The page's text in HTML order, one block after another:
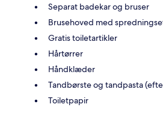
Separat badekar og bruser
Brusehoved med
Gratis toiletartikler
Hårtørrer
Håndklæder
Tandbørste og tandpasta
Toiletpapir